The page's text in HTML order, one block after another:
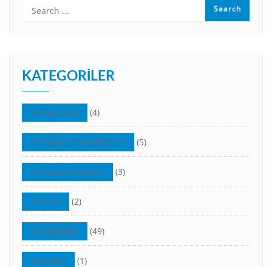
KATEGORILER
Araştırma (4)
Cevaplar & Makaleler (5)
Dua ve Tapınma (3)
Kilise (2)
Makaleler (49)
Medya (1)